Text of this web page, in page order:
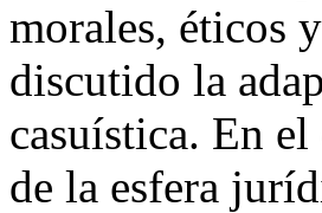
morales, éticos
discutido la
casuística. En
de la esfera